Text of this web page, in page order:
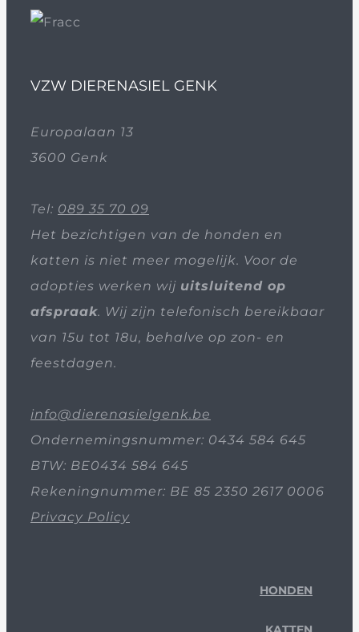
VZW DIERENASIEL GENK
Europalaan 13
3600 Genk
Tel: 089 35 70 09
Het bezichtigen van de honden en
katten is niet meer mogelijk. Voor de
adopties werken wij uitsluitend op
afspraak. Wij zijn telefonisch bereikbaar
van 15u tot 18u, behalve op zon- en
feestdagen.
info@dierenasielgenk.be
Ondernemingsnummer: 0434 584 645
BTW: BE0434 584 645
Rekeningnummer: BE 85 2350 2617 0006
Privacy Policy
HONDEN